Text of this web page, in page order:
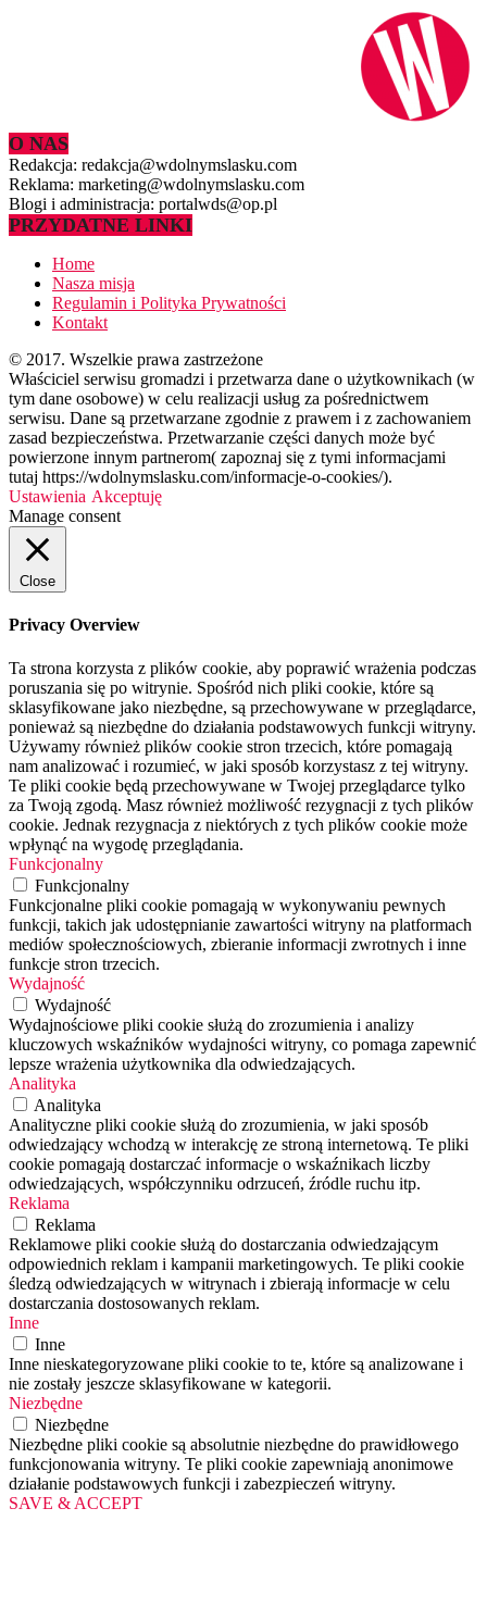
O NAS
Redakcja: redakcja@wdolnymslasku.com
Reklama: marketing@wdolnymslasku.com
Blogi i administracja: portalwds@op.pl
PRZYDATNE LINKI
Home
Nasza misja
Regulamin i Polityka Prywatności
Kontakt
© 2017. Wszelkie prawa zastrzeżone
Właściciel serwisu gromadzi i przetwarza dane o użytkownikach (w
tym dane osobowe) w celu realizacji usług za pośrednictwem
serwisu. Dane są przetwarzane zgodnie z prawem i z zachowaniem
zasad bezpieczeństwa. Przetwarzanie części danych może być
powierzone innym partnerom( zapoznaj się z tymi informacjami
tutaj https://wdolnymslasku.com/informacje-o-cookies/).
Ustawienia Akceptuję
Manage consent
Close
Privacy Overview
Ta strona korzysta z plików cookie, aby poprawić wrażenia podczas
poruszania się po witrynie. Spośród nich pliki cookie, które są
sklasyfikowane jako niezbędne, są przechowywane w przeglądarce,
ponieważ są niezbędne do działania podstawowych funkcji witryny.
Używamy również plików cookie stron trzecich, które pomagają
nam analizować i rozumieć, w jaki sposób korzystasz z tej witryny.
Te pliki cookie będą przechowywane w Twojej przeglądarce tylko
za Twoją zgodą. Masz również możliwość rezygnacji z tych plików
cookie. Jednak rezygnacja z niektórych z tych plików cookie może
wpłynąć na wygodę przeglądania.
Funkcjonalny
Funkcjonalny
Funkcjonalne pliki cookie pomagają w wykonywaniu pewnych
funkcji, takich jak udostępnianie zawartości witryny na platformach
mediów społecznościowych, zbieranie informacji zwrotnych i inne
funkcje stron trzecich.
Wydajność
Wydajność
Wydajnościowe pliki cookie służą do zrozumienia i analizy
kluczowych wskaźników wydajności witryny, co pomaga zapewnić
lepsze wrażenia użytkownika dla odwiedzających.
Analityka
Analityka
Analityczne pliki cookie służą do zrozumienia, w jaki sposób
odwiedzający wchodzą w interakcję ze stroną internetową. Te pliki
cookie pomagają dostarczać informacje o wskaźnikach liczby
odwiedzających, współczynniku odrzuceń, źródle ruchu itp.
Reklama
Reklama
Reklamowe pliki cookie służą do dostarczania odwiedzającym
odpowiednich reklam i kampanii marketingowych. Te pliki cookie
śledzą odwiedzających w witrynach i zbierają informacje w celu
dostarczania dostosowanych reklam.
Inne
Inne
Inne nieskategoryzowane pliki cookie to te, które są analizowane i
nie zostały jeszcze sklasyfikowane w kategorii.
Niezbędne
Niezbędne
Niezbędne pliki cookie są absolutnie niezbędne do prawidłowego
funkcjonowania witryny. Te pliki cookie zapewniają anonimowe
działanie podstawowych funkcji i zabezpieczeń witryny.
SAVE & ACCEPT